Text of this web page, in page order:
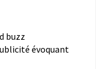
buzz
évoquant